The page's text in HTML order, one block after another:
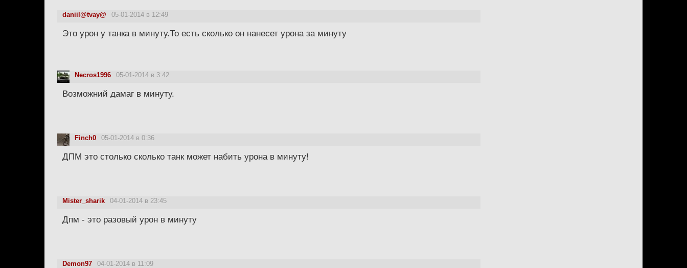
daniil@tvay@ 05-01-2014 в 12:49
Это урон у танка в минуту.То есть сколько он нанесет урона за минуту
Necros1996 05-01-2014 в 3:42
Возможний дамаг в минуту.
Finch0 05-01-2014 в 0:36
ДПМ это столько сколько танк может набить урона в минуту!
Mister_sharik 04-01-2014 в 23:45
Дпм - это разовый урон в минуту
Demon97 04-01-2014 в 11:09